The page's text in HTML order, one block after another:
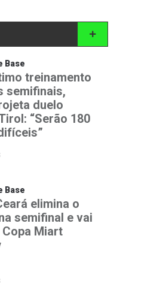
Base
treinamento
semifinais,
duelo
“Serão 180
Base
elimina o
semifinal e vai
Miart